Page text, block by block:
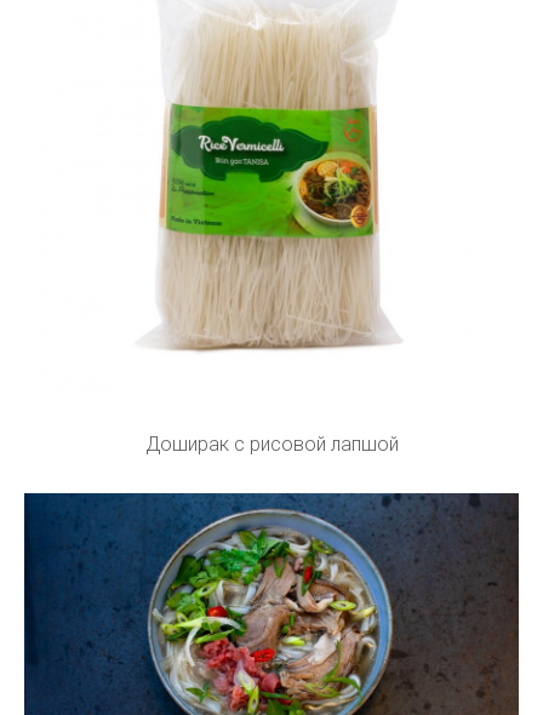
Доширак с рисовой лапшой